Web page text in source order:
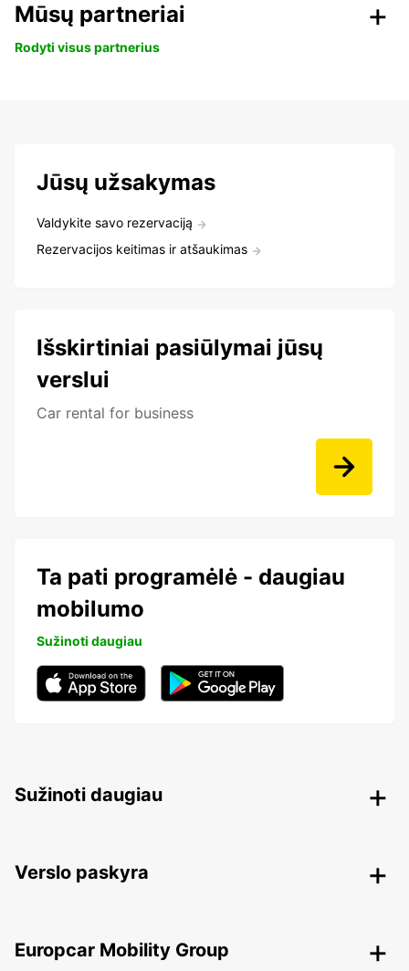
Mūsų partneriai
Rodyti visus partnerius
Jūsų užsakymas
Valdykite savo rezervaciją
Rezervacijos keitimas ir atšaukimas
Išskirtiniai pasiūlymai jūsų
verslui
Car rental for business
Ta pati programėlė - daugiau
mobilumo
Sužinoti daugiau
Sužinoti daugiau
Verslo paskyra
Europcar Mobility Group